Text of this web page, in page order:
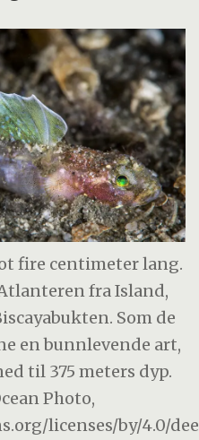
fire centimeter lang.
fra Island,
Som de
en bunnlevende art,
til 375 meters dyp.
Photo,
licenses/by/4.0/